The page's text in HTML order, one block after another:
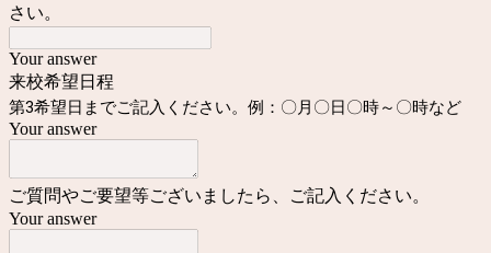
さい。
Your answer
来校希望日程
第3希望日までご記入ください。例：〇月〇日〇時～〇時など
Your answer
ご質問やご要望等ございましたら、ご記入ください。
Your answer